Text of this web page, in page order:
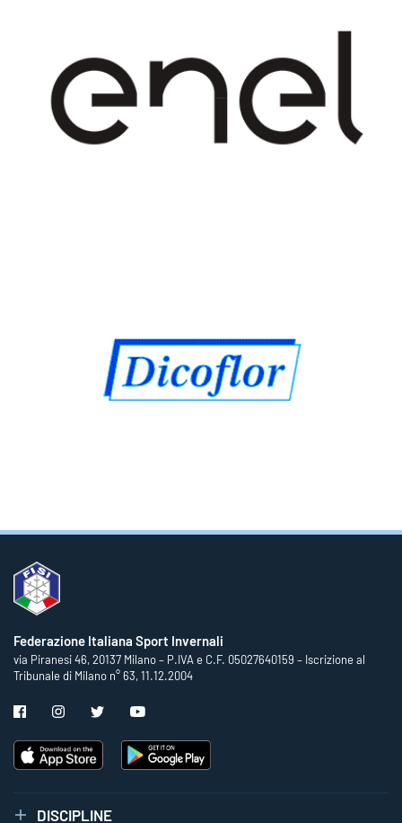
Federazione Italiana Sport Invernali
via Piranesi 46, 20137 Milano – P.IVA e C.F. 05027640159 – Iscrizione al
Tribunale di Milano n° 63, 11.12.2004
DISCIPLINE